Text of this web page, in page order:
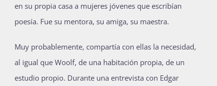
en su propia casa a mujeres jóvenes que escribían
poesía. Fue su mentora, su amiga, su maestra.
Muy probablemente, compartía con ellas la necesidad,
al igual que Woolf, de una habitación propia, de un
estudio propio. Durante una entrevista con Edgar